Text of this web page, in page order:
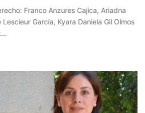
Franco Anzures Cajica, Ariadna
García, Kyara Daniela Gil Olmos